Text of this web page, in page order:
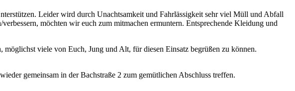
Leider wird durch Unachtsamkeit und Fahrlässigkeit sehr viel Müll und Abfall
möchten wir euch zum mitmachen ermuntern. Entsprechende Kleidung und
viele von Euch, Jung und Alt, für diesen Einsatz begrüßen zu können.
gemeinsam in der Bachstraße 2 zum gemütlichen Abschluss treffen.